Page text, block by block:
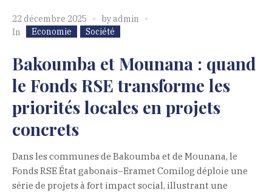
22 décembre 2025 byadmin
In
Economie Société
Bakoumba et Mounana : quand
le Fonds RSE transforme les
priorités locales en projets
concrets
Dans les communes de Bakoumba et de Mounana, le
Fonds RSE État gabonais–Eramet Comilog déploie une
série de projets à fort impact social, illustrant une